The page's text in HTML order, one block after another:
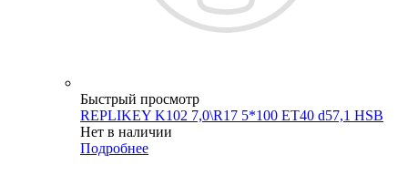
Быстрый просмотр
REPLIKEY K102 7,0\R17 5*100 ET40 d57,1 HSB
Нет в наличии
Подробнее